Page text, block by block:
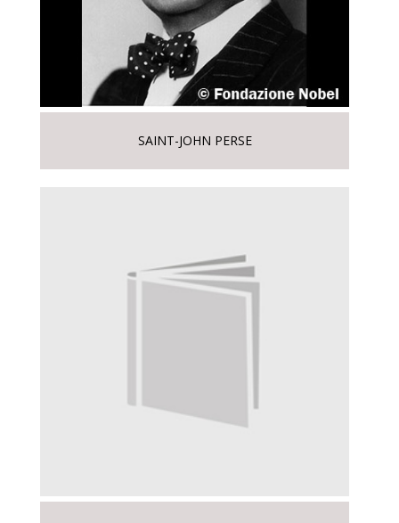
SAINT-JOHN PERSE